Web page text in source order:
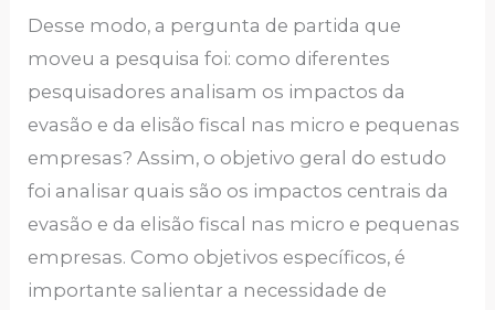
Desse modo, a pergunta de partida que
moveu a pesquisa foi: como diferentes
pesquisadores analisam os impactos da
evasão e da elisão fiscal nas micro e pequenas
empresas? Assim, o objetivo geral do estudo
foi analisar quais são os impactos centrais da
evasão e da elisão fiscal nas micro e pequenas
empresas. Como objetivos específicos, é
importante salientar a necessidade de